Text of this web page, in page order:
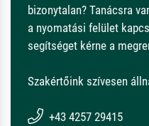
bizonytalan? Tanácsra
a nyomatási felület
segítséget kérne a
Szakértőink szívesen
+43 4257 29415